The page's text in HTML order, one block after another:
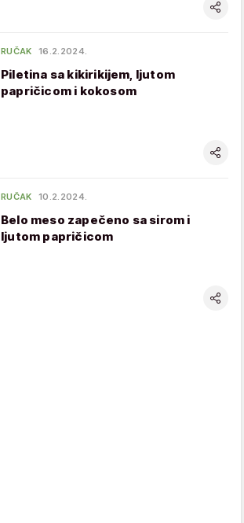
RUČAK 16.2.2024.
Piletina sa kikirikijem, ljutom
papričicom i kokosom
RUČAK 10.2.2024.
Belo meso zapečeno sa sirom i
ljutom papričicom